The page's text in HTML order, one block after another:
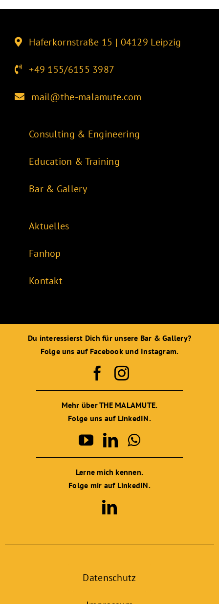
Haferkornstraße 15 | 04129 Leipzig
+49 155/6155 3987
mail@the-malamute.com
Consulting & Engineering
Education & Training
Bar & Gallery
Aktuelles
Fanhop
Kontakt
Du interessierst Dich für unsere Bar & Gallery?
Folge uns auf Facebook und Instagram.
Mehr über THE MALAMUTE.
Folge uns auf LinkedIN.
Lerne mich kennen.
Folge mir auf LinkedIN.
Datenschutz